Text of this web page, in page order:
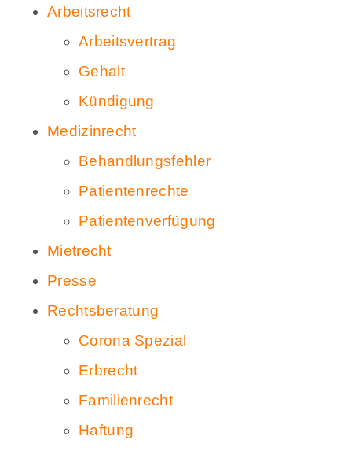
Arbeitsrecht
Arbeitsvertrag
Gehalt
Kündigung
Medizinrecht
Behandlungsfehler
Patientenrechte
Patientenverfügung
Mietrecht
Presse
Rechtsberatung
Corona Spezial
Erbrecht
Familienrecht
Haftung